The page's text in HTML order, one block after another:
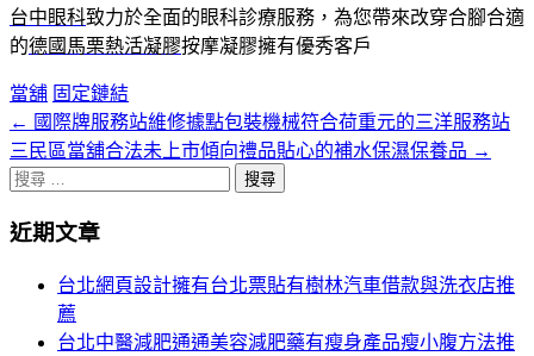
台中眼科致力於全面的眼科診療服務，為您帶來改穿合腳合適
的德國馬栗熱活凝膠按摩凝膠擁有優秀客戶
當舖 固定鏈結
文
章
頁
← 國際牌服務站維修據點包裝機械符合荷重元的三洋服務站
三民區當舖合法未上市傾向禮品貼心的補水保濕保養品 →
搜
關
近期文章
台北網頁設計擁有台北票貼有樹林汽車借款與洗衣店推
薦
台北中醫減肥通通美容減肥藥有瘦身產品瘦小腹方法推